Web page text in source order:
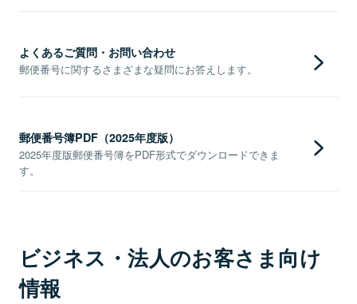
よくあるご質問・お問い合わせ
郵便番号に関するさまざまな疑問にお答えします。
郵便番号簿PDF（2025年度版）
2025年度版郵便番号簿をPDF形式でダウンロードできま
す。
ビジネス・法人のお客さま向け
情報